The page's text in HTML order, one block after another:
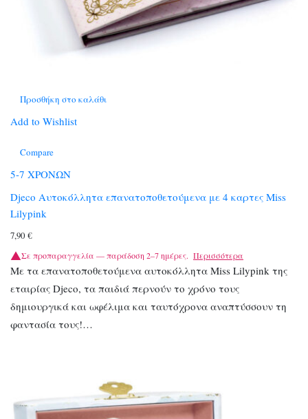
Προσθήκη στο καλάθι
Add to Wishlist
Compare
5-7 ΧΡΟΝΩΝ
Djeco Αυτοκόλλητα επανατοποθετούμενα με 4 καρτες Miss
Lilypink
7,90 €
Σε προπαραγγελία — παράδοση 2–7 ημέρες. Περισσότερα
Με τα επανατοποθετούμενα αυτοκόλλητα Miss Lilypink της
εταιρίας Djeco, τα παιδιά περνούν το χρόνο τους
δημιουργικά και ωφέλιμα και ταυτόχρονα αναπτύσσουν τη
φαντασία τους!…